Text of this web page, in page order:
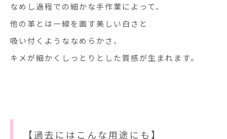
なめし過程での細かな手作業によって、
他の革とは一線を画す美しい白さと
吸い付くようななめらかさ、
キメが細かくしっとりとした質感が生まれます。
【過去にはこんな用途にも】